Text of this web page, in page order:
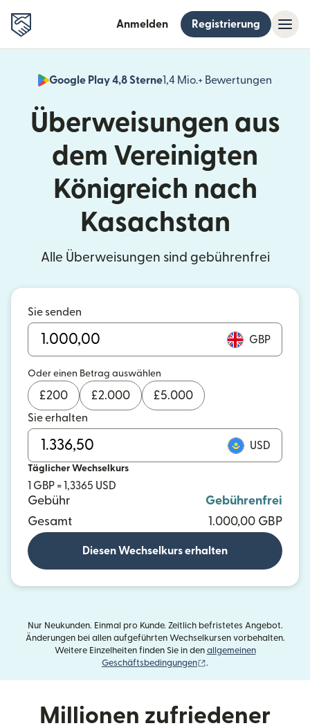
Anmelden Registrierung
Google Play 4,8 Sterne1,4 Mio.+ Bewertungen
Überweisungen aus
dem Vereinigten
Königreich nach
Kasachstan
Alle Überweisungen sind gebührenfrei
Sie senden
GBP
Oder einen Betrag auswählen
£200 £2.000 £5.000
Sie erhalten
USD
Täglicher Wechselkurs
1 GBP = 1,3365 USD
Gebühr
Gebührenfrei
Gesamt
1.000,00 GBP
Diesen Wechselkurs erhalten
Nur Neukunden. Einmal pro Kunde. Zeitlich befristetes Angebot.
Änderungen bei allen aufgeführten Wechselkursen vorbehalten.
Weitere Einzelheiten finden Sie in den allgemeinen
Geschäftsbedingungen
.
Millionen zufriedener